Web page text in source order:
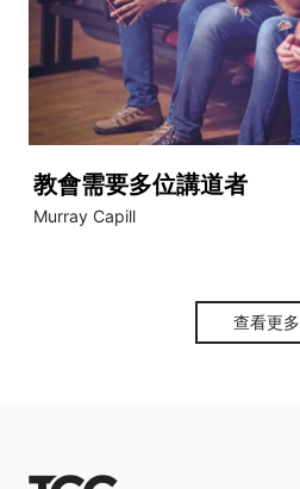
教會需要多位講道者
Murray Capill
查看更多